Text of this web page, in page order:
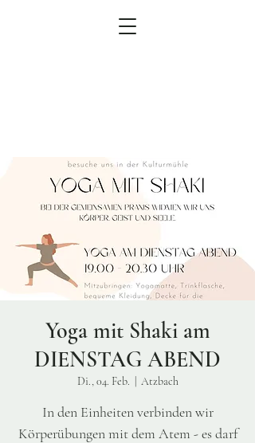
MEN
Ü
zum Veranstaltungskalender
Yoga mit Shaki am
DIENSTAG ABEND
Di., 04. Feb. Atzbach
In den Einheiten verbinden wir
Körperübungen mit dem Atem - es darf